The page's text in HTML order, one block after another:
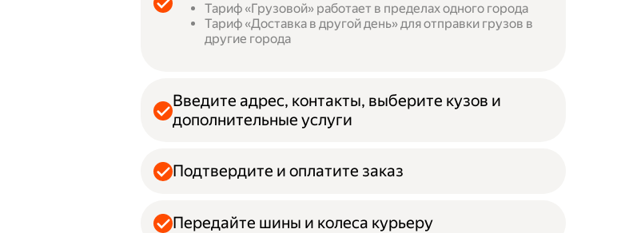
Тариф «Грузовой» работает в пределах одного города
Тариф «Доставка в другой день» для отправки грузов в
другие города
Введите адрес, контакты, выберите кузов и
дополнительные услуги
Подтвердите и оплатите заказ
Передайте шины и колеса курьеру